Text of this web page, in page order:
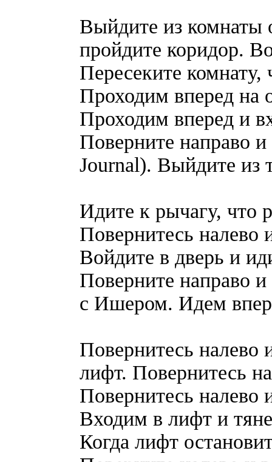
Выйдите из комнаты
пройдите коридор.
Пересеките
Проходим вперед на
Проходим вперед и
Поверните направо
Journal). Выйдите из
Идите к рычагу, что
Повернитесь налево
Войдите в дверь и
Поверните направо и
с Ишером. Идем
Повернитесь налево
лифт. Повернитесь
Повернитесь налево
Входим в лифт и
Когда лифт